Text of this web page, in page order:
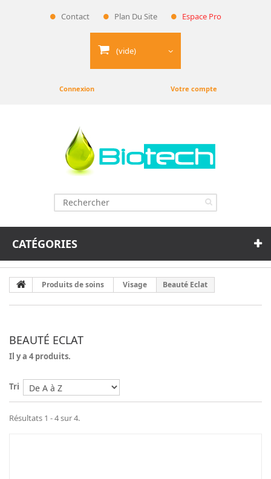
Contact Plan Du Site Espace Pro
(vide)
Connexion Votre compte
CATÉGORIES
Produits de soins Visage Beauté Eclat
BEAUTÉ ECLAT
Il y a 4 produits.
Tri
Résultats 1 - 4 sur 4.